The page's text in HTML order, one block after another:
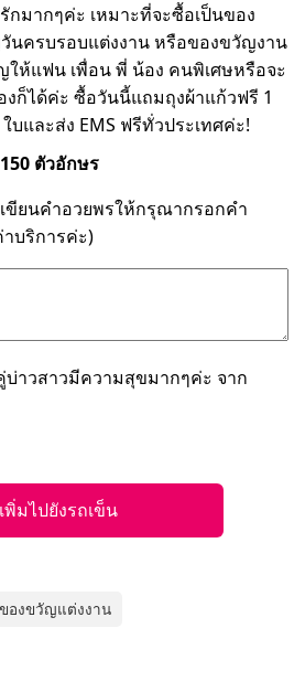
กมากๆค่ะ เหมาะที่จะซื้อเป็นของ
นครบรอบแต่งงาน หรือของขวัญงาน
ห้แฟน เพื่อน พี่ น้อง คนพิเศษหรือจะ
ก็ได้ค่ะ ซื้อวันนี้แถมถุงผ้าแก้วฟรี 1
บและส่ง EMS ฟรีทั่วประเทศค่ะ!
ตัวอักษร
ขียนคำอวยพรให้กรุณากรอกคำ
บริการค่ะ)
บ่าวสาวมีความสุขมากๆค่ะ จาก
เพิ่มไปยังรถเข็น
ของขวัญแต่งงาน